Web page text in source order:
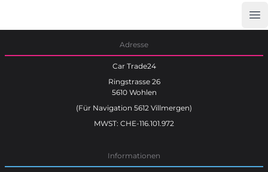
Adresse
Car Trade24
Ringstrasse 26
5610 Wohlen
(Für Navigation 5612 Villmergen)
MWST: CHE-116.101.972
Informationen